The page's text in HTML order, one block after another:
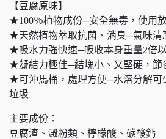
【豆腐原味】
★100％植物成份─安全無毒，使用
★天然植物萃取抗菌、消臭─氣味清
★吸水力強快速─吸收本身重量2倍
★凝結力極佳─結塊小、又堅硬，節
★可沖馬桶，處理方便─水溶分解可
垃圾
主要成份：
豆腐渣、澱粉類、檸檬酸、碳酸鈣